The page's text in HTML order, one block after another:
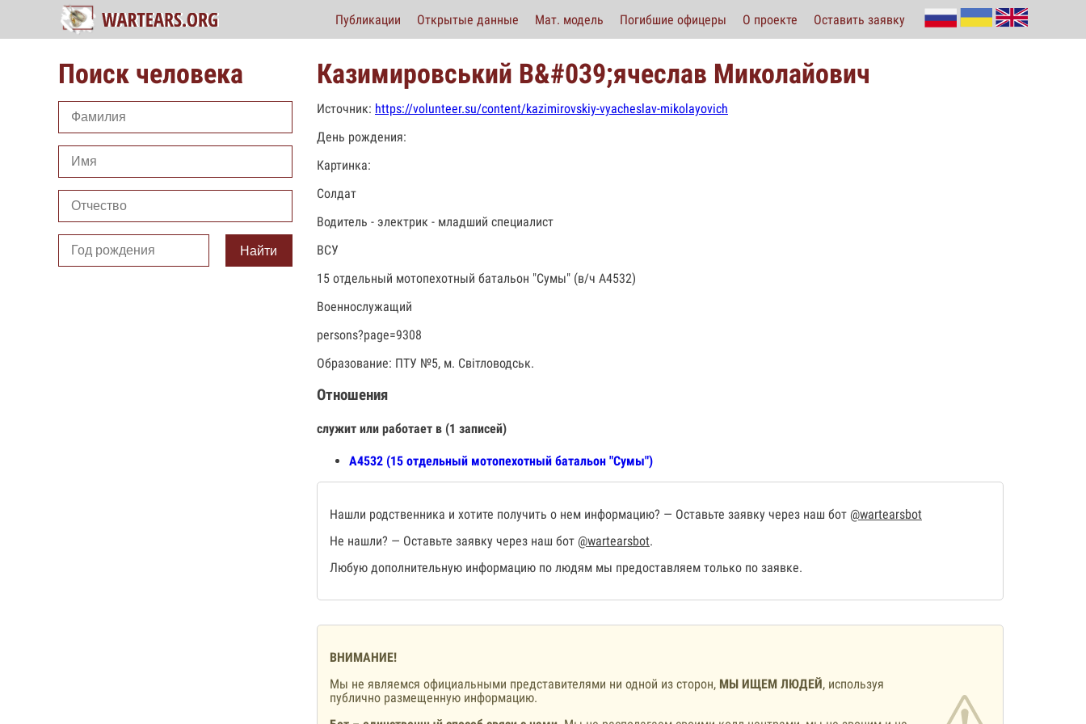
Публикации Открытые данные Мат. модель Погибшие офицеры О проекте Оставить заявку
Поиск человека
Найти
Казимировський В&#039;ячеслав Миколайович
Источник: https://volunteer.su/content/kazimirovskiy-vyacheslav-mikolayovich
День рождения:
Картинка:
Солдат
Водитель - электрик - младший специалист
ВСУ
15 отдельный мотопехотный батальон "Сумы" (в/ч А4532)
Военнослужащий
persons?page=9308
Образование: ПТУ №5, м. Світловодськ.
Отношения
служит или работает в (1 записей)
А4532 (15 отдельный мотопехотный батальон "Сумы")
Нашли родственника и хотите получить о нем информацию? — Оставьте заявку через наш бот @wartearsbot
Не нашли? — Оставьте заявку через наш бот @wartearsbot.
Любую дополнительную информацию по людям мы предоставляем только по заявке.
ВНИМАНИЕ!
Мы не являемся официальными представителями ни одной из сторон, МЫ ИЩЕМ ЛЮДЕЙ, используя
публично размещенную информацию.